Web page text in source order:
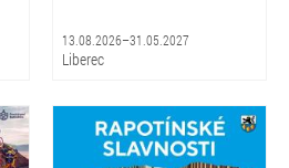
13.08.2026–31.05.2027
Liberec